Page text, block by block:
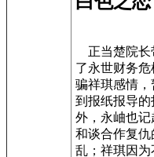
正当楚院长
了永世财务
骗祥琪感情
到报纸报导
外，永岫也
和谈合作复
乱；祥琪因为